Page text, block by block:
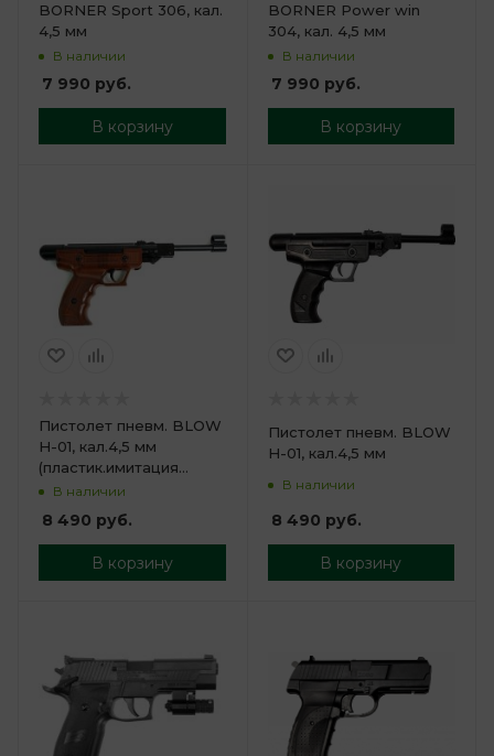
BORNER Sport 306, кал.
4,5 мм
В наличии
7 990 руб.
В корзину
BORNER Power win
304, кал. 4,5 мм
В наличии
7 990 руб.
В корзину
Пистолет пневм. BLOW
H-01, кал.4,5 мм
(пластик.имитация
дерева)
В наличии
8 490 руб.
В корзину
Пистолет пневм. BLOW
H-01, кал.4,5 мм
В наличии
8 490 руб.
В корзину